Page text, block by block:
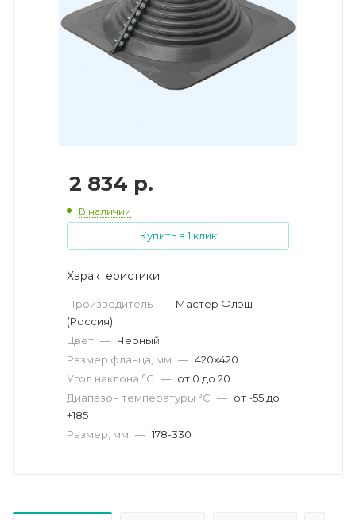
2 834 р.
В наличии
Купить в 1 клик
Характеристики
Производитель — Мастер Флэш
(Россия)
Цвет — Черный
Размер фланца, мм — 420х420
Угол наклона °C — от 0 до 20
Диапазон температуры °C — от -55 до
+185
Размер, мм — 178-330